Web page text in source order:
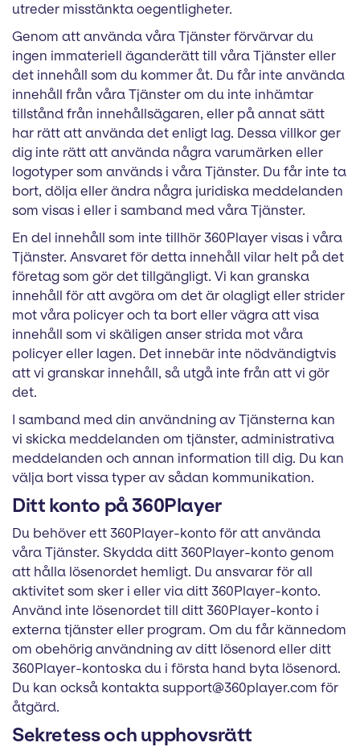
utreder misstänkta oegentligheter.
Genom att använda våra Tjänster förvärvar du
ingen immateriell äganderätt till våra Tjänster eller
det innehåll som du kommer åt. Du får inte använda
innehåll från våra Tjänster om du inte inhämtar
tillstånd från innehållsägaren, eller på annat sätt
har rätt att använda det enligt lag. Dessa villkor ger
dig inte rätt att använda några varumärken eller
logotyper som används i våra Tjänster. Du får inte ta
bort, dölja eller ändra några juridiska meddelanden
som visas i eller i samband med våra Tjänster.
En del innehåll som inte tillhör 360Player visas i våra
Tjänster. Ansvaret för detta innehåll vilar helt på det
företag som gör det tillgängligt. Vi kan granska
innehåll för att avgöra om det är olagligt eller strider
mot våra policyer och ta bort eller vägra att visa
innehåll som vi skäligen anser strida mot våra
policyer eller lagen. Det innebär inte nödvändigtvis
att vi granskar innehåll, så utgå inte från att vi gör
det.
I samband med din användning av Tjänsterna kan
vi skicka meddelanden om tjänster, administrativa
meddelanden och annan information till dig. Du kan
välja bort vissa typer av sådan kommunikation.
Ditt konto på 360Player
Du behöver ett 360Player-konto för att använda
våra Tjänster. Skydda ditt 360Player-konto genom
att hålla lösenordet hemligt. Du ansvarar för all
aktivitet som sker i eller via ditt 360Player-konto.
Använd inte lösenordet till ditt 360Player-konto i
externa tjänster eller program. Om du får kännedom
om obehörig användning av ditt lösenord eller ditt
360Player-konto ska du i första hand byta lösenord.
Du kan också kontakta support@360player.com för
åtgärd.
Sekretess och upphovsrätt